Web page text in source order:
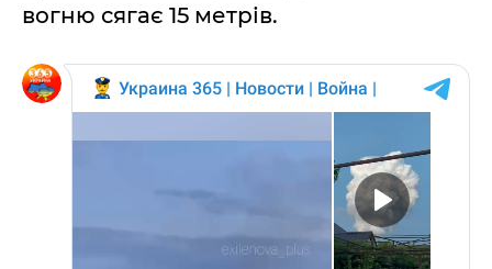
вогню сягає 15 метрів.